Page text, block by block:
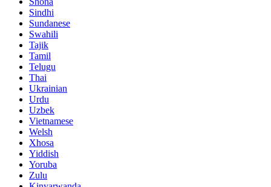
Sindhi
Sundanese
Swahili
Tajik
Tamil
Telugu
Thai
Ukrainian
Urdu
Uzbek
Vietnamese
Welsh
Xhosa
Yiddish
Yoruba
Zulu